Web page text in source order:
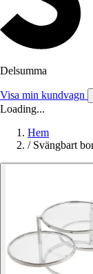
Delsumma
Visa min kundvagn
Loading...
Hem
/ Svängbart